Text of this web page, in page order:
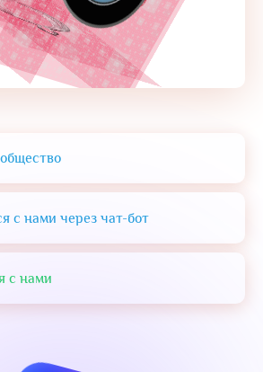
с нами через чат-бот
с нами